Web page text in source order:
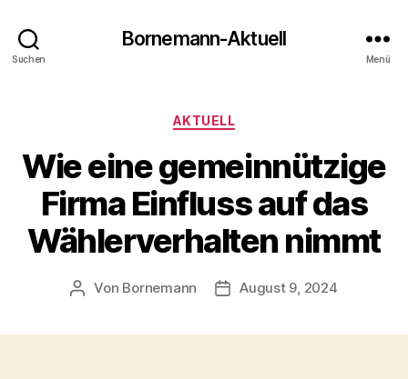
Suchen
Bornemann-Aktuell
Menü
Kategorien
AKTUELL
Wie eine gemeinnützige
Firma Einfluss auf das
Wählerverhalten nimmt
Beitragsautor
Von Bornemann Veröffentlichungsdatum
August 9, 2024